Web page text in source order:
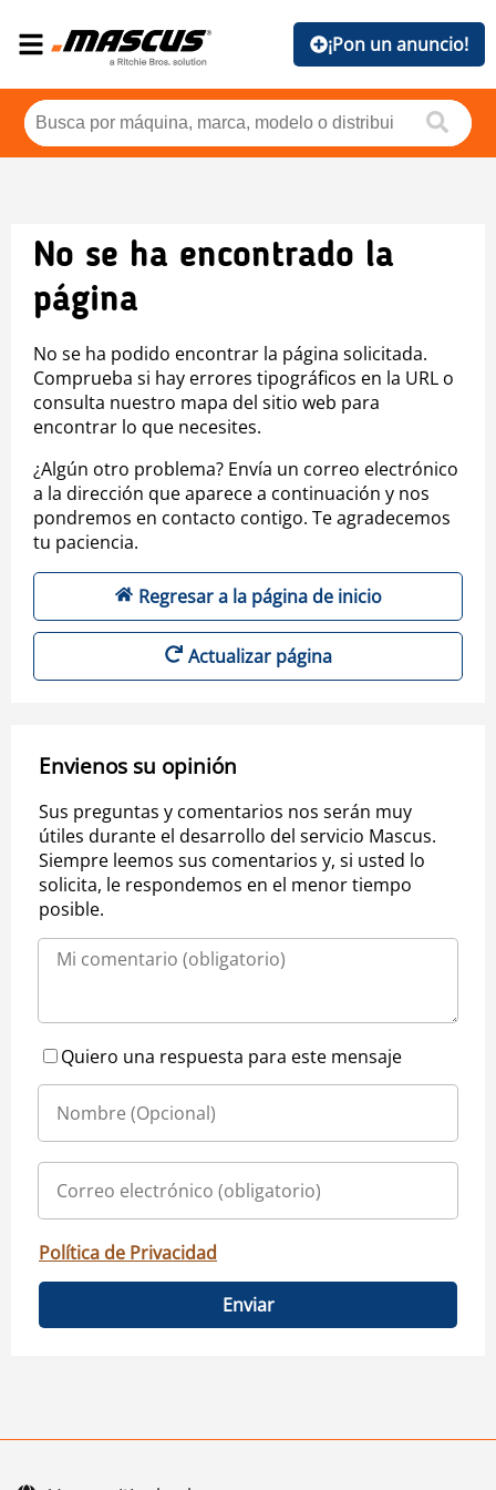
¡Pon un anuncio!
No se ha encontrado la
página
No se ha podido encontrar la página solicitada.
Comprueba si hay errores tipográficos en la URL o
consulta nuestro mapa del sitio web para
encontrar lo que necesites.
¿Algún otro problema? Envía un correo electrónico
a la dirección que aparece a continuación y nos
pondremos en contacto contigo. Te agradecemos
tu paciencia.
Regresar a la página de inicio
Actualizar página
Envienos su opinión
Sus preguntas y comentarios nos serán muy
útiles durante el desarrollo del servicio Mascus.
Siempre leemos sus comentarios y, si usted lo
solicita, le respondemos en el menor tiempo
posible.
Quiero una respuesta para este mensaje
Política de Privacidad
Enviar